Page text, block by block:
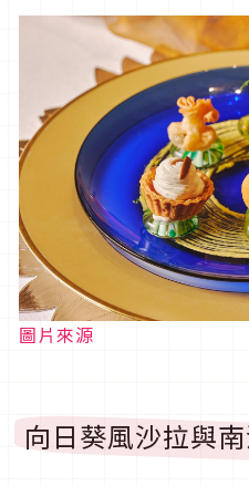
圖片來源
向日葵風沙拉與